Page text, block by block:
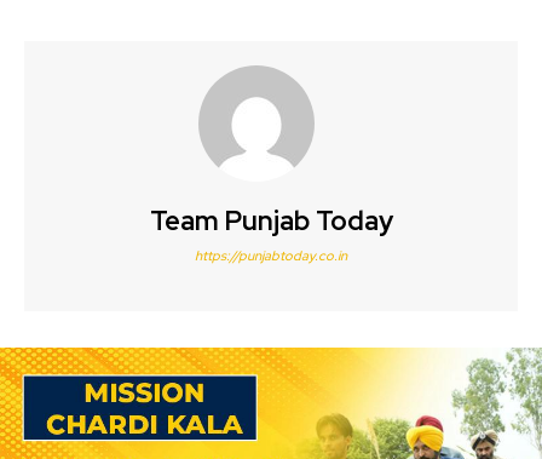
Team Punjab Today
https://punjabtoday.co.in